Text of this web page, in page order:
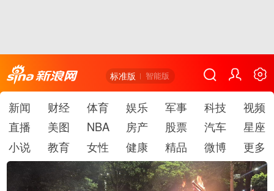
标准版 智能版
新闻 财经 体育 娱乐 军事 科技
视频
直播
美图 NBA 房产 股票 汽车
星座
小说
教育 女性 健康 精品 微博 更多